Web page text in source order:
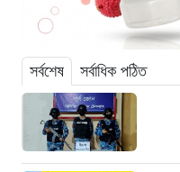
সর্বশেষ সর্বাধিক পঠিত